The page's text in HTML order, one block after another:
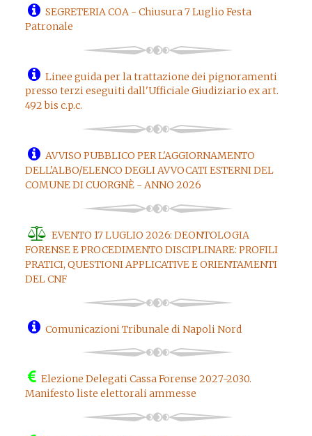
SEGRETERIA COA - Chiusura 7 Luglio Festa
Patronale
Linee guida per la trattazione dei pignoramenti
presso terzi eseguiti dall'Ufficiale Giudiziario ex art.
492 bis c.p.c.
AVVISO PUBBLICO PER L'AGGIORNAMENTO
DELL'ALBO/ELENCO DEGLI AVVOCATI ESTERNI DEL
COMUNE DI CUORGNÈ - ANNO 2026
EVENTO 17 LUGLIO 2026: DEONTOLOGIA
FORENSE E PROCEDIMENTO DISCIPLINARE: PROFILI
PRATICI, QUESTIONI APPLICATIVE E ORIENTAMENTI
DEL CNF
Comunicazioni Tribunale di Napoli Nord
Elezione Delegati Cassa Forense 2027-2030.
Manifesto liste elettorali ammesse